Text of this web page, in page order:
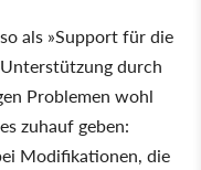
als »Support für die
durch
Problemen wohl
zuhauf geben:
Modifikationen, die